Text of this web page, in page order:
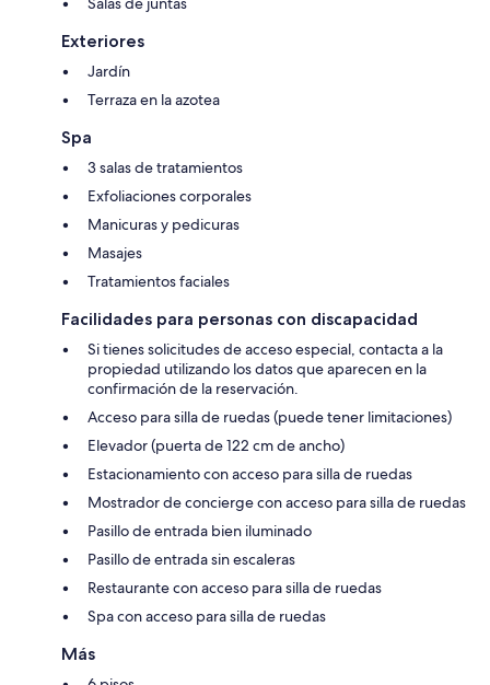
Exteriores
Jardín
Terraza en la azotea
Spa
3 salas de tratamientos
Exfoliaciones corporales
Manicuras y pedicuras
Masajes
Tratamientos faciales
Facilidades para personas con discapacidad
Si tienes solicitudes de acceso especial, contacta a la
propiedad utilizando los datos que aparecen en la
confirmación de la reservación.
Acceso para silla de ruedas (puede tener limitaciones)
Elevador (puerta de 122 cm de ancho)
Estacionamiento con acceso para silla de ruedas
Mostrador de concierge con acceso para silla de ruedas
Pasillo de entrada bien iluminado
Pasillo de entrada sin escaleras
Restaurante con acceso para silla de ruedas
Spa con acceso para silla de ruedas
Más